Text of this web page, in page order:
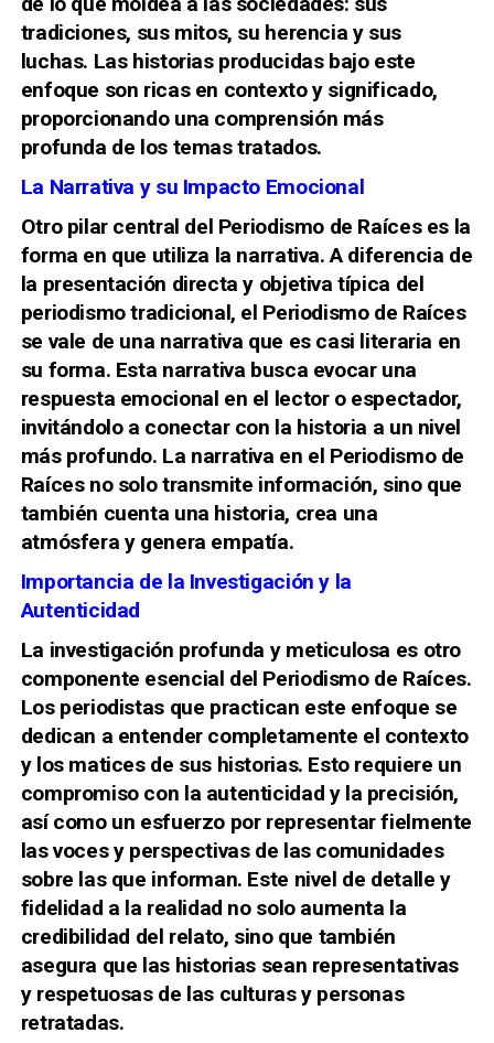
tradiciones, sus mitos, su herencia y sus
luchas. Las historias producidas bajo este
enfoque son ricas en contexto y significado,
proporcionando una comprensión más
profunda de los temas tratados.
La Narrativa y su Impacto Emocional
Otro pilar central del Periodismo de Raíces es la
forma en que utiliza la narrativa. A diferencia de
la presentación directa y objetiva típica del
periodismo tradicional, el Periodismo de Raíces
se vale de una narrativa que es casi literaria en
su forma. Esta narrativa busca evocar una
respuesta emocional en el lector o espectador,
invitándolo a conectar con la historia a un nivel
más profundo. La narrativa en el Periodismo de
Raíces no solo transmite información, sino que
también cuenta una historia, crea una
atmósfera y genera empatía.
Importancia de la Investigación y la
Autenticidad
La investigación profunda y meticulosa es otro
componente esencial del Periodismo de Raíces.
Los periodistas que practican este enfoque se
dedican a entender completamente el contexto
y los matices de sus historias. Esto requiere un
compromiso con la autenticidad y la precisión,
así como un esfuerzo por representar fielmente
las voces y perspectivas de las comunidades
sobre las que informan. Este nivel de detalle y
fidelidad a la realidad no solo aumenta la
credibilidad del relato, sino que también
asegura que las historias sean representativas
y respetuosas de las culturas y personas
retratadas.